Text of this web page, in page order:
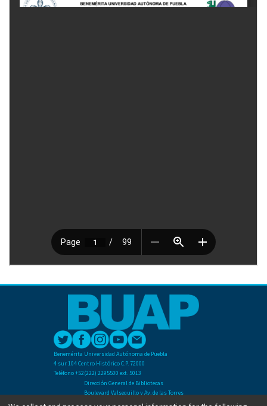
Benemérita Universidad Autónoma de Puebla
4 sur 104 Centro Histórico C.P. 72000
Teléfono +52(222) 2295500 ext. 5013
Dirección General de Bibliotecas
Boulevard Valsequillo y Av. de las Torres
Ciudad Universitaria. Col. San Manuel